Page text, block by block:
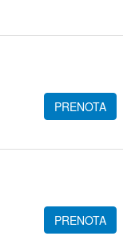
PRENOTA
PRENOTA